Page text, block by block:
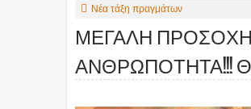
Νέα τάξη πραγμάτων
ΜΕΓΑΛΗ
ΑΝΘΡΩΠΟΤΗΤΑ!!!